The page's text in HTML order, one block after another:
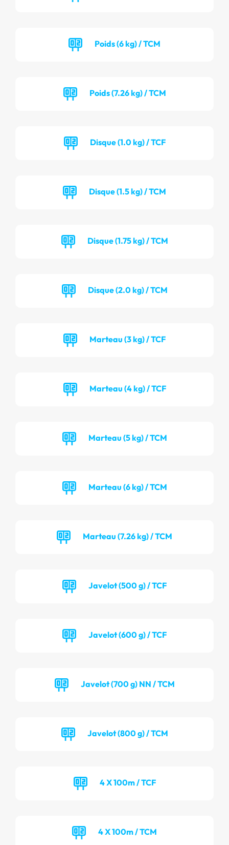
Poids (6 kg) / TCM
Poids (7.26 kg) / TCM
Disque (1.0 kg) / TCF
Disque (1.5 kg) / TCM
Disque (1.75 kg) / TCM
Disque (2.0 kg) / TCM
Marteau (3 kg) / TCF
Marteau (4 kg) / TCF
Marteau (5 kg) / TCM
Marteau (6 kg) / TCM
Marteau (7.26 kg) / TCM
Javelot (500 g) / TCF
Javelot (600 g) / TCF
Javelot (700 g) NN / TCM
Javelot (800 g) / TCM
4 X 100m / TCF
4 X 100m / TCM